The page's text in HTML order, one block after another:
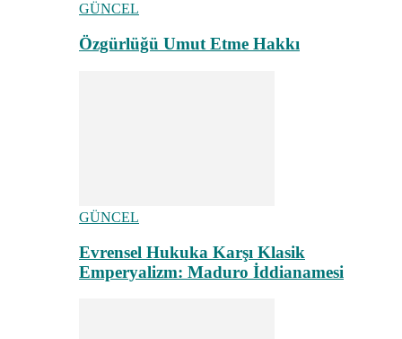
GÜNCEL
Özgürlüğü Umut Etme Hakkı
GÜNCEL
Evrensel Hukuka Karşı Klasik
Emperyalizm: Maduro İddianamesi